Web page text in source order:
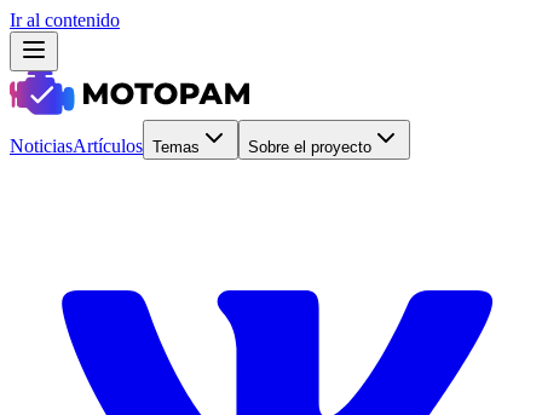
Ir al contenido
NoticiasArtículos Temas Sobre el proyecto